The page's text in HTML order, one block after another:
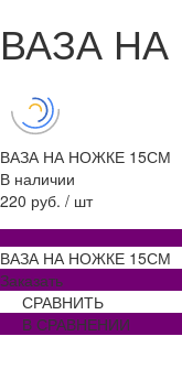
ВАЗА
ВАЗА НА НОЖКЕ 15СМ
В наличии
220 руб. / шт
ВАЗА НА НОЖКЕ 15СМ
Заказать
СРАВНИТЬ
В СРАВНЕНИИ